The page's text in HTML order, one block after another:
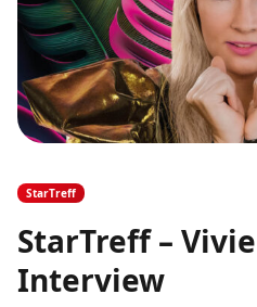
StarTreff
StarTreff –
Interview